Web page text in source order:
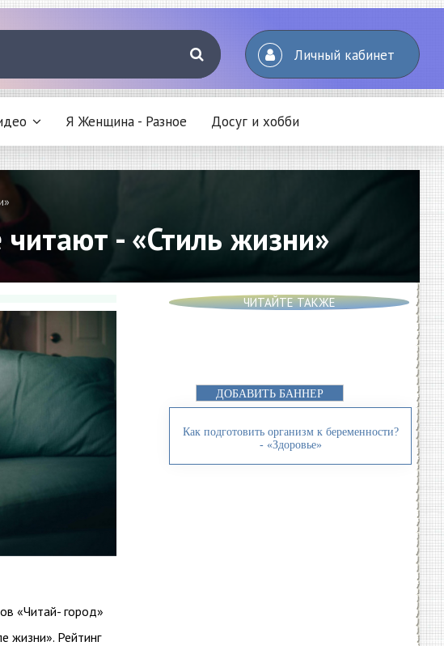
Личный кабинет
Я Женщина - Разное Досуг и хобби
читают - «Стиль жизни»
«Читай- город»
жизни». Рейтинг
ЧИТАЙТЕ ТАКЖЕ
ДОБАВИТЬ БАННЕР
Как подготовить организм к беременности?
- «Здоровье»